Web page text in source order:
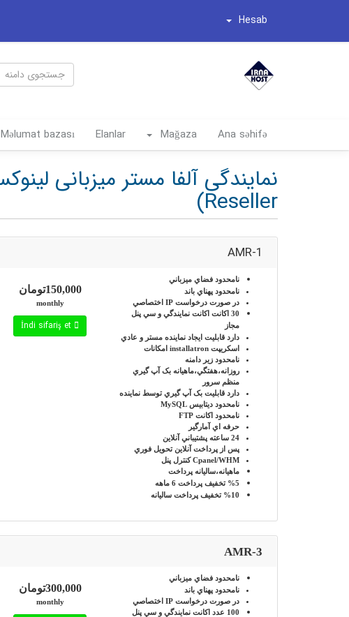
Hesab
Ana səhifə
Mağaza
Elanlar
Məlumat bazası
Reseller)
AMR-1
نامحدود فضاي ميزباني
نامحدود پهناي باند
در صورت درخواست
30 اکانت
اکانت نمايندگي و سي پنل
مجاز
دارد قابليت ايجاد نماينده مستر و عادي
اسکريپت installatron
امکانات
نامحدود زير دامنه
روزانه،هفتگي،ماهيانه بک آپ گيري
منظم سرور
دارد قابليت بک آپ گيري توسط نماينده
نامحدود ديتابيس MySQL
نامحدود اکانت FTP
حرفه اي آمارگير
24 ساعته
پشتيباني آنلاين
پس از پرداخت آنلاين تحويل فوري
Cpanel/WHMکنترل پنل
ماهيانه،ساليانه پرداخت
%5 تخفيف پرداخت 6 ماهه
%10 تخفيف پرداخت ساليانه
150,000تومان
monthly
AMR-3
نامحدود فضاي ميزباني
نامحدود پهناي باند
در صورت درخواست
100 عدد
اکانت نمايندگي و سي پنل
300,000تومان
monthly